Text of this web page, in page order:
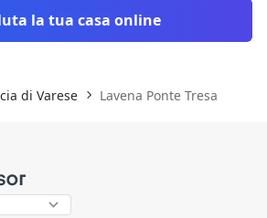
la tua casa online
di Varese Lavena Ponte Tresa